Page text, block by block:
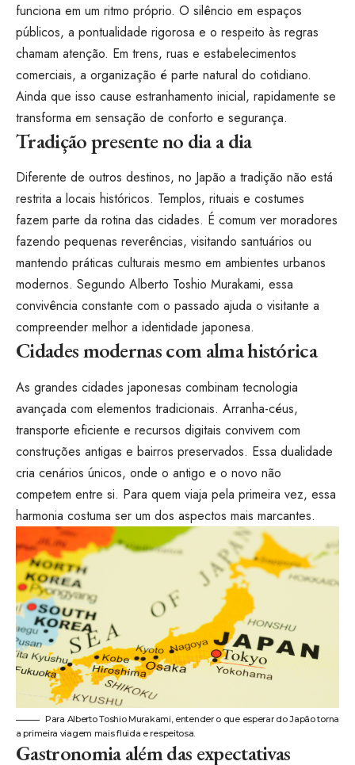
funciona em um ritmo próprio. O silêncio em espaços
públicos, a pontualidade rigorosa e o respeito às regras
chamam atenção. Em trens, ruas e estabelecimentos
comerciais, a organização é parte natural do cotidiano.
Ainda que isso cause estranhamento inicial, rapidamente se
transforma em sensação de conforto e segurança.
Tradição presente no dia a dia
Diferente de outros destinos, no Japão a tradição não está
restrita a locais históricos. Templos, rituais e costumes
fazem parte da rotina das cidades. É comum ver moradores
fazendo pequenas reverências, visitando santuários ou
mantendo práticas culturais mesmo em ambientes urbanos
modernos. Segundo Alberto Toshio Murakami, essa
convivência constante com o passado ajuda o visitante a
compreender melhor a identidade japonesa.
Cidades modernas com alma histórica
As grandes cidades japonesas combinam tecnologia
avançada com elementos tradicionais. Arranha-céus,
transporte eficiente e recursos digitais convivem com
construções antigas e bairros preservados. Essa dualidade
cria cenários únicos, onde o antigo e o novo não
competem entre si. Para quem viaja pela primeira vez, essa
harmonia costuma ser um dos aspectos mais marcantes.
Para Alberto Toshio Murakami, entender o que esperar do Japão torna
a primeira viagem mais fluida e respeitosa.
Gastronomia além das expectativas